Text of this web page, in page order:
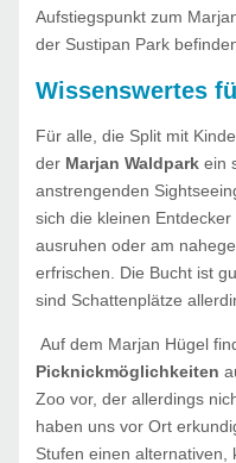
Aufstiegspunkt zum
der Sustipan Park
Wissenswertes
Für alle, die Split mit
der Marjan Waldpark ein
anstrengenden
sich die kleinen
ausruhen oder am
erfrischen. Die Bucht ist
sind Schattenplätze
Auf dem Marjan Hügel
Picknickmöglichkeiten
Zoo vor, der allerdings
haben uns vor Ort
Stufen einen